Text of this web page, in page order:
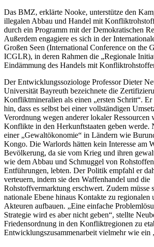
Das BMZ, erklärte Nooke, unterstütze den
illegalen Abbau und Handel mit
durch ein Programm mit der Demokratischen
Außerdem engagiere es sich in der
Großen Seen (International Conference on the
ICGLR), in deren Rahmen die „Regionale
Eindämmung des Handels mit
Der Entwicklungssoziologe Professor Dieter
Universität Bayreuth bezeichnete die
Konfliktmineralien als einen „ersten Schritt“. Er
hin, dass es selbst bei einer vollständigen
Verordnung wegen anderer lokaler Ressourcen
Konflikte in den Herkunftstaaten geben werde.
einer „Gewaltökonomie“ in Ländern wie
Kongo. Die Warlords hätten kein Interesse am
Bevölkerung, da sie vom Krieg und ihren
wie dem Abbau und Schmuggel von
Entführungen, lebten. Der Politik empfahl er
verteuern, indem sie den Waffenhandel und die
Rohstoffvermarktung erschwert. Zudem müsse
nationale Ebene hinaus Kontakte zu regionalen
Akteuren aufbauen. „Eine einfache
Strategie wird es aber nicht geben“, stellte
Friedensordnung in den Konfliktregionen zu
Entwicklungszusammenarbeit vielmehr wie ein